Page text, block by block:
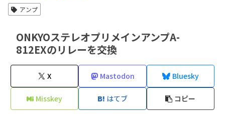
アンプ
ONKYOステレオプリメインアンプA-
812EXのリレーを交換
X Mastodon Bluesky
Misskey はてブ コピー